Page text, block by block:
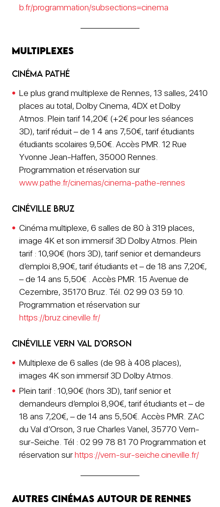
b.fr/programmation/subsections=cinema
Multiplexes
Cinéma Pathé
Le plus grand multiplexe de Rennes, 13 salles, 2410
places au total, Dolby Cinema, 4DX et Dolby
Atmos. Plein tarif 14,20€ (+2€ pour les séances
3D), tarif réduit – de 1 4 ans 7,50€, tarif étudiants
étudiants scolaires 9,50€. Accès PMR. 12 Rue
Yvonne Jean-Haffen, 35000 Rennes.
Programmation et réservation sur
www.pathe.fr/cinemas/cinema-pathe-rennes
Cinéville Bruz
Cinéma multiplexe, 6 salles de 80 à 319 places,
image 4K et son immersif 3D Dolby Atmos. Plein
tarif : 10,90€ (hors 3D), tarif senior et demandeurs
d’emploi 8,90€, tarif étudiants et – de 18 ans 7,20€,
– de 14 ans 5,50€ . Accès PMR. 15 Avenue de
Cezembre, 35170 Bruz. Tél. 02 99 03 59 10.
Programmation et réservation sur
https://bruz.cineville.fr/
Cinéville Vern Val d’Orson
Multiplexe de 6 salles (de 98 à 408 places),
images 4K son immersif 3D Dolby Atmos.
Plein tarif : 10,90€ (hors 3D), tarif senior et
demandeurs d’emploi 8,90€, tarif étudiants et – de
18 ans 7,20€, – de 14 ans 5,50€. Accès PMR. ZAC
du Val d’Orson, 3 rue Charles Vanel, 35770 Vern-
sur-Seiche. Tél : 02 99 78 81 70 Programmation et
réservation surhttps://vern-sur-seiche.cineville.fr/
Autres cinémas autour de Rennes